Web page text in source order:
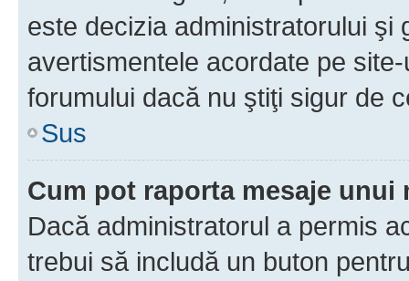
este decizia administratorului şi
avertismentele acordate pe
forumului dacă nu ştiţi sigur de
Sus
Cum pot raporta mesaje unui
Dacă administratorul a permis
trebui să includă un buton